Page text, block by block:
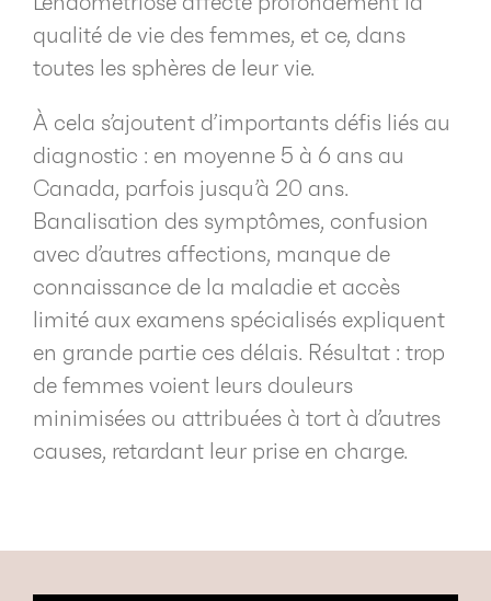
qualité de vie des femmes, et ce, dans
toutes les sphères de leur vie.
À cela s’ajoutent d’importants défis liés au
diagnostic : en moyenne 5 à 6 ans au
Canada, parfois jusqu’à 20 ans.
Banalisation des symptômes, confusion
avec d’autres affections, manque de
connaissance de la maladie et accès
limité aux examens spécialisés expliquent
en grande partie ces délais. Résultat : trop
de femmes voient leurs douleurs
minimisées ou attribuées à tort à d’autres
causes, retardant leur prise en charge.